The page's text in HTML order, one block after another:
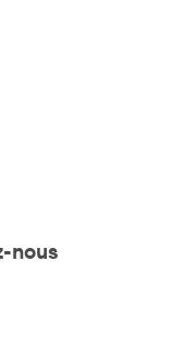
nous